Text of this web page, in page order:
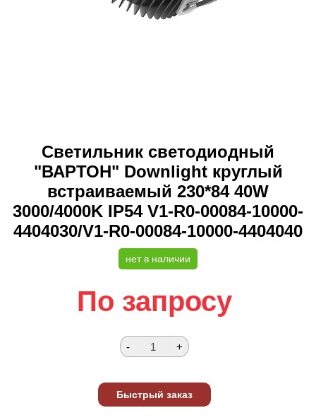
Светильник светодиодный
"ВАРТОН" Downlight круглый
встраиваемый 230*84 40W
3000/4000K IP54 V1-R0-00084-10000-
4404030/V1-R0-00084-10000-4404040
нет в наличии
По запросу